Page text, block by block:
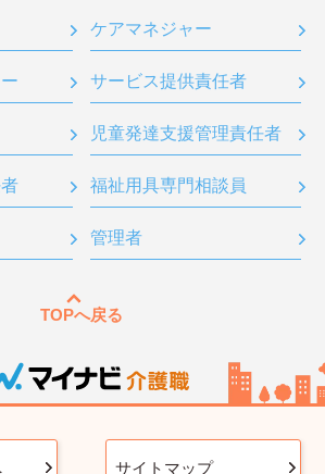
ケアマネジャー
サービス提供責任者
児童発達支援管理責任者
福祉用具専門相談員
管理者
TOPへ戻る
サイトマップ